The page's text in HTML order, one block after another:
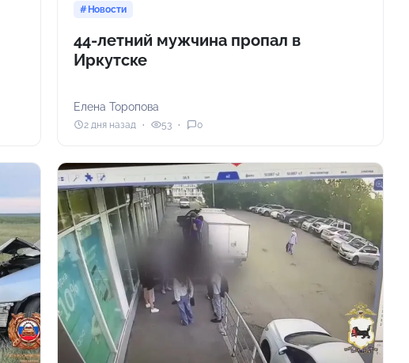
Новости
44-летний мужчина пропал в
Иркутске
Елена Торопова
2 дня назад 53 0